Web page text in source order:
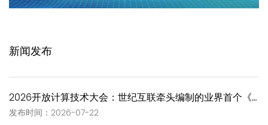
新闻发布
发布时间：2026-07-22